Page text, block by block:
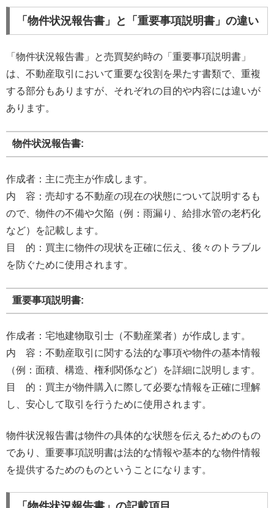
「物件状況報告書」と「重要事項説明書」の違い
「物件状況報告書」と売買契約時の「重要事項説明書」
は、不動産取引において重要な役割を果たす書類で、重複
する部分もありますが、それぞれの目的や内容には違いが
あります。
物件状況報告書:
作成者：主に売主が作成します。
内 容：売却する不動産の現在の状態について説明するも
ので、物件の不備や欠陥（例：雨漏り、給排水管の老朽化
など）を記載します。
目 的：買主に物件の現状を正確に伝え、後々のトラブル
を防ぐために使用されます。
重要事項説明書:
作成者：宅地建物取引士（不動産業者）が作成します。
内 容：不動産取引に関する法的な事項や物件の基本情報
（例：面積、構造、権利関係など）を詳細に説明します。
目 的：買主が物件購入に際して必要な情報を正確に理解
し、安心して取引を行うために使用されます。
物件状況報告書は物件の具体的な状態を伝えるためのもの
であり、重要事項説明書は法的な情報や基本的な物件情報
を提供するためのものということになります。